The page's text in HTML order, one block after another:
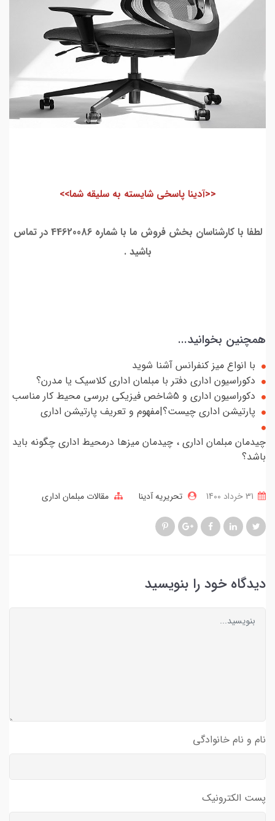
<<آدینا پاسخی شایسته به سلیقه شما>>
لطفا با کارشناسان بخش فروش ما با شماره 44620086 در تماس
باشید .
همچنین بخوانید...
با انواع میز کنفرانس آشنا شوید
دکوراسیون اداری دفتر با مبلمان اداری کلاسیک یا مدرن؟
دکوراسیون اداری و 5شاخص فیزیكی بررسی محیط كار مناسب
پارتیشن اداری چیست؟|مفهوم و تعریف پارتیشن اداری
چیدمان مبلمان اداری ، چیدمان میزها درمحیط اداری چگونه باید
باشد؟
تحریریه آدینا مقالات مبلمان اداری
دیدگاه خود را بنویسید
نام و نام خانوادگی
پست الکترونیک